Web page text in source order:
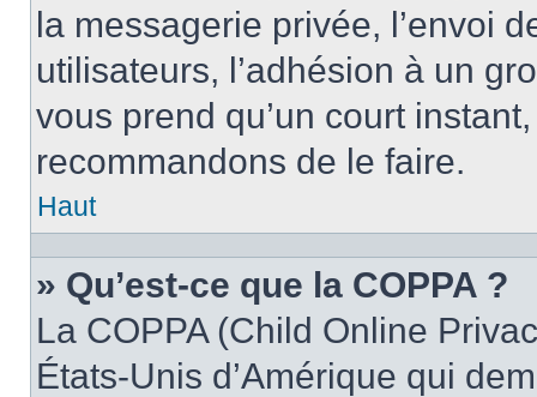
la messagerie privée, l’envoi
utilisateurs, l’adhésion à un
vous prend qu’un court
recommandons de le faire.
Haut
» Qu’est-ce que la COPPA ?
La COPPA (Child Online
États-Unis d’Amérique qui